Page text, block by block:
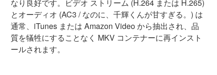
なり良好です。ビデオ ストリーム (H.264 または H.265)
とオーディオ (AC3 / なのに、千輝くんが甘すぎる。) は
通常、iTunes または Amazon Video から抽出され、品
質を犠牲にすることなく MKV コンテナーに再インスト
ールされます。